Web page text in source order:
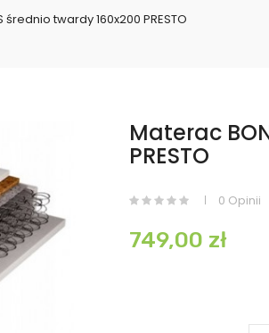
średnio twardy 160x200 PRESTO
Materac
PRESTO
0 Opinii
749,00 zł